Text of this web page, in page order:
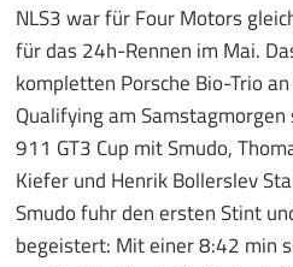
NLS3 war für Four Motors
für das 24h-Rennen im Mai.
kompletten Porsche Bio-Trio
Qualifying am
911 GT3 Cup mit Smudo,
Kiefer und Henrik Bollerslev
Smudo fuhr den ersten Stint
begeistert: Mit einer 8:42 min